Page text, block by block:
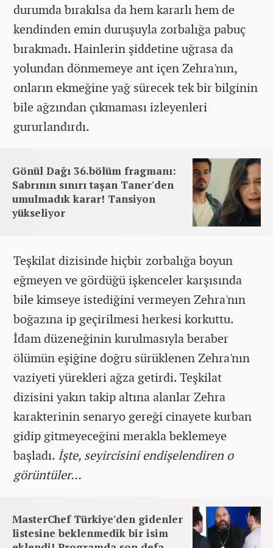
durumda bırakılsa da hem kararlı hem de
kendinden emin duruşuyla zorbalığa pabuç
bırakmadı. Hainlerin şiddetine uğrasa da
yolundan dönmemeye ant içen Zehra'nın,
onların ekmeğine yağ sürecek tek bir bilginin
bile ağzından çıkmaması izleyenleri
gururlandırdı.
Gönül Dağı 36.bölüm fragmanı:
Sabrının sınırı taşan Taner'den
umulmadık karar! Tansiyon
yükseliyor
Teşkilat dizisinde hiçbir zorbalığa boyun
eğmeyen ve gördüğü işkenceler karşısında
bile kimseye istediğini vermeyen Zehra'nın
boğazına ip geçirilmesi herkesi korkuttu.
İdam düzeneğinin kurulmasıyla beraber
ölümün eşiğine doğru sürüklenen Zehra'nın
vaziyeti yürekleri ağza getirdi. Teşkilat
dizisini yakın takip altına alanlar Zehra
karakterinin senaryo gereği cinayete kurban
gidip gitmeyeceğini merakla beklemeye
başladı. İşte, seyircisini endişelendiren o
görüntüler...
MasterChef Türkiye'den gidenler
listesine beklenmedik bir isim